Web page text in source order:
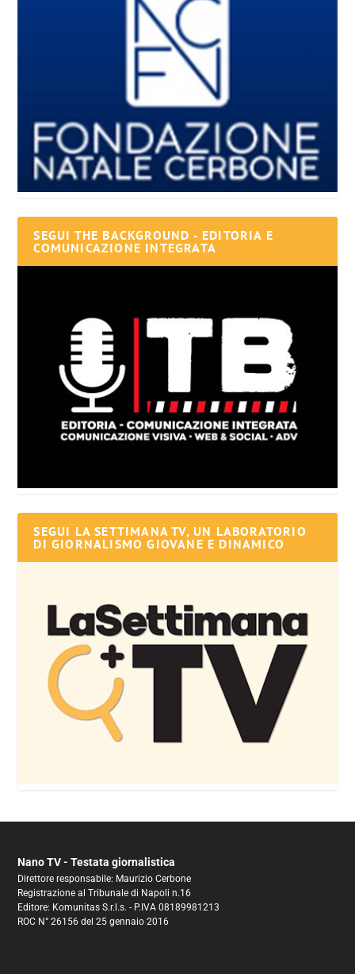
SEGUI THE BACKGROUND - EDITORIA E
COMUNICAZIONE INTEGRATA
SEGUI LA SETTIMANA TV, UN LABORATORIO
DI GIORNALISMO GIOVANE E DINAMICO
Nano TV - Testata giornalistica
Direttore responsabile: Maurizio Cerbone
Registrazione al Tribunale di Napoli n.16
Editore: Komunitas S.r.l.s. - P.IVA 08189981213
ROC N° 26156 del 25 gennaio 2016